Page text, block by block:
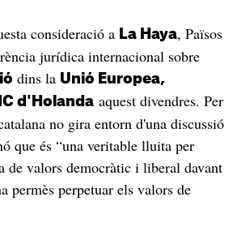
consideració a La Haya, Països
jurídica internacional sobre
dins la Unió Europea,
d'Holandaaquest divendres. Per
no gira entorn d'una discussió
que és “una veritable lluita per
de valors democràtic i liberal davant
permès perpetuar els valors de